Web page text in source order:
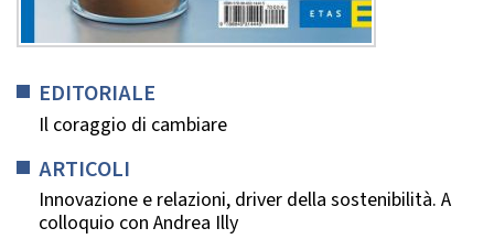
EDITORIALE
Il coraggio di cambiare
ARTICOLI
Innovazione e relazioni, driver della sostenibilità. A
colloquio con Andrea Illy